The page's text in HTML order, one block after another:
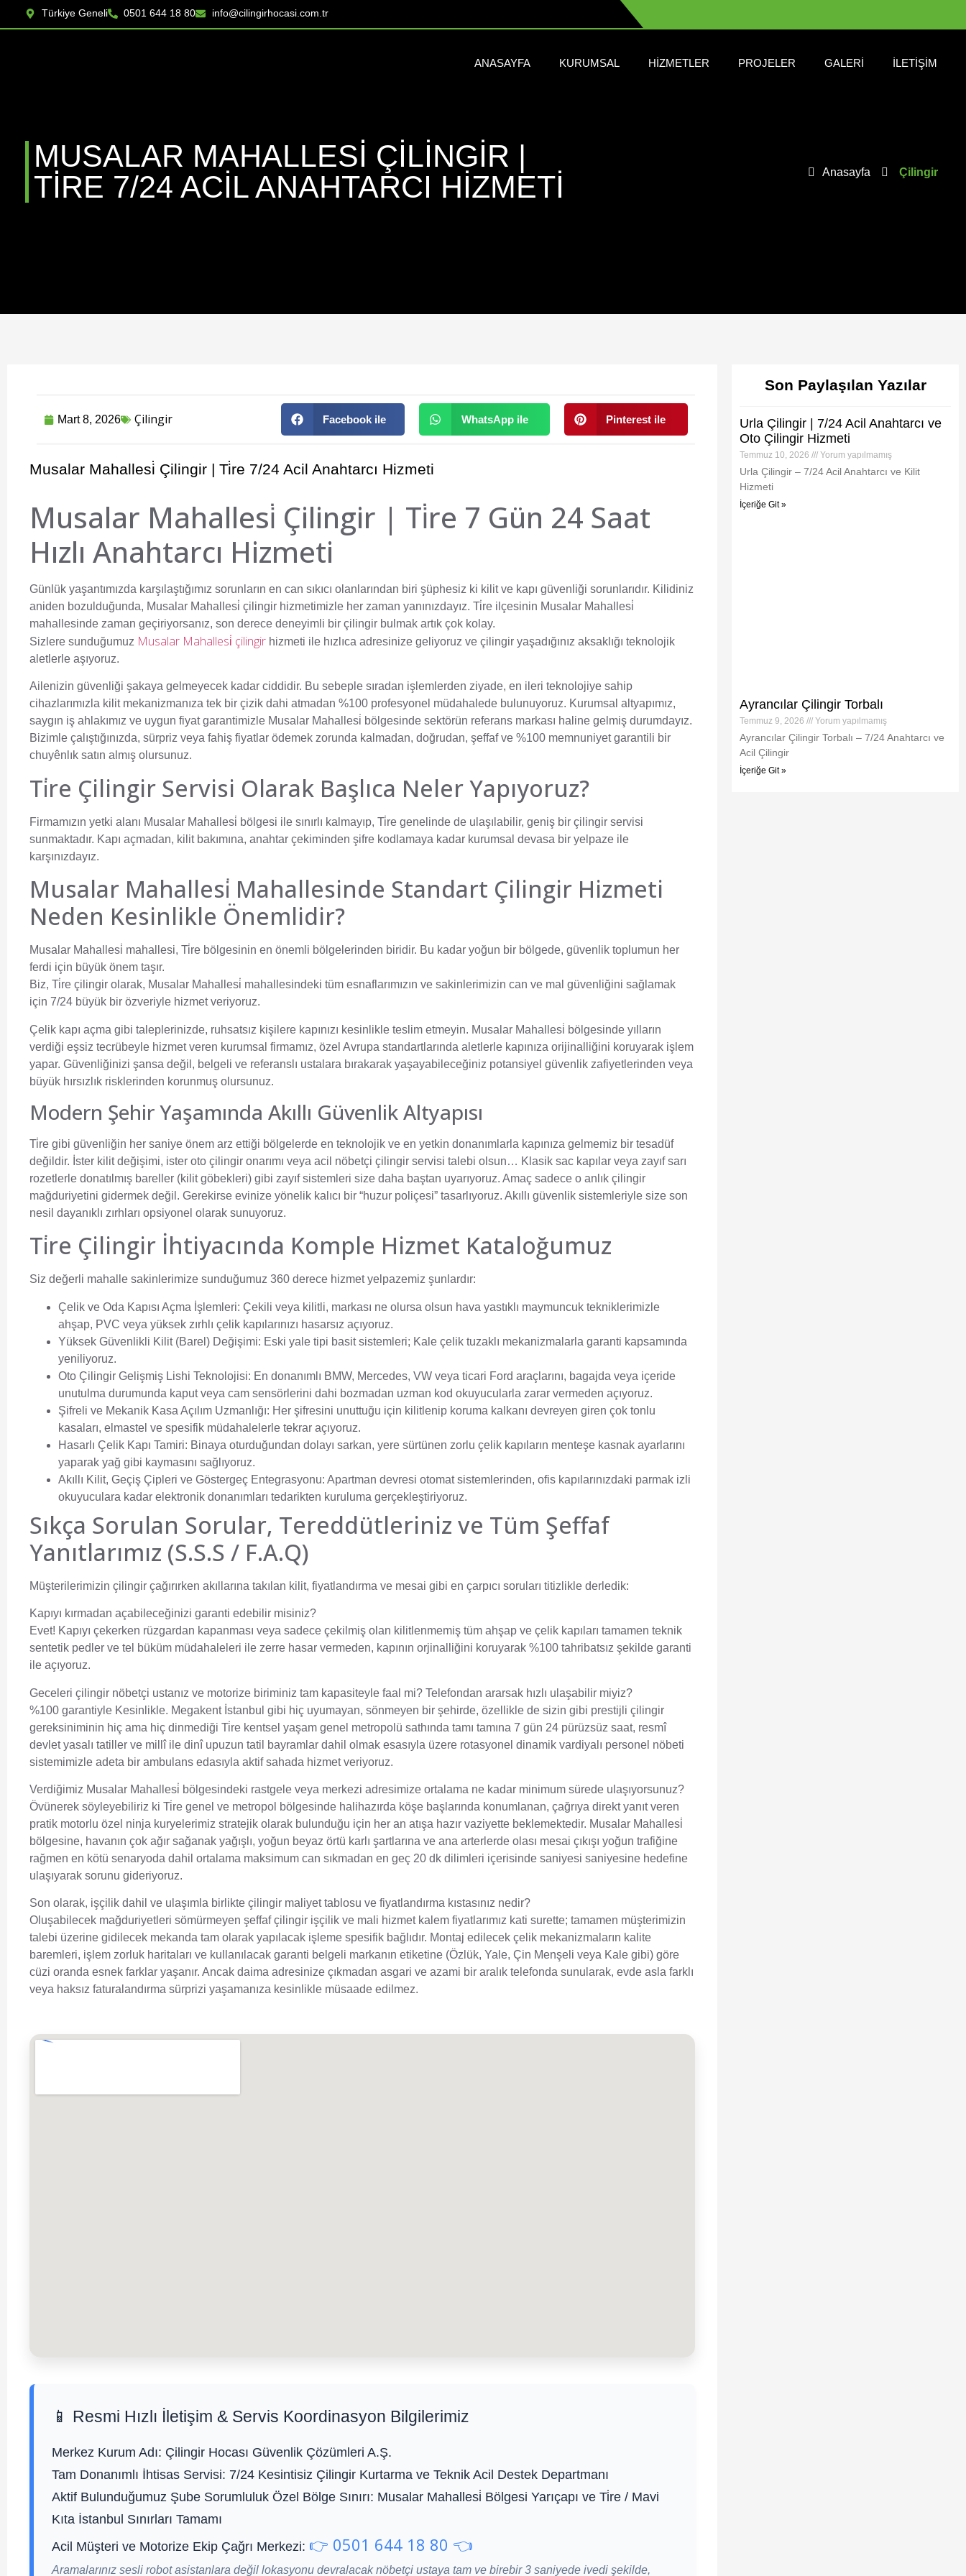
Türkiye Geneli 0501 644 18 80 info@cilingirhocasi.com.tr
ANASAYFA KURUMSAL HIZMETLER PROJELER GALERI İLETIŞIM
MUSALAR MAHALLESİ ÇILINGIR |
TİRE 7/24 ACIL ANAHTARCI HIZMETI
Anasayfa Çilingir
Mart 8, 2026 Çilingir Facebook ile WhatsApp ile Pinterest ile
Musalar Mahallesi̇ Çilingir | Ti̇re 7/24 Acil Anahtarcı Hizmeti
Musalar Mahallesi̇ Çilingir | Ti̇re 7 Gün 24 Saat
Hızlı Anahtarcı Hizmeti
Günlük yaşantımızda karşılaştığımız sorunların en can sıkıcı olanlarından biri şüphesiz ki kilit ve kapı güvenliği sorunlarıdır. Kilidiniz
aniden bozulduğunda, Musalar Mahallesi̇ çilingir hizmetimizle her zaman yanınızdayız. Ti̇re ilçesinin Musalar Mahallesi̇
mahallesinde zaman geçiriyorsanız, son derece deneyimli bir çilingir bulmak artık çok kolay.
Sizlere sunduğumuz Musalar Mahallesi̇ çilingir hizmeti ile hızlıca adresinize geliyoruz ve çilingir yaşadığınız aksaklığı teknolojik
aletlerle aşıyoruz.
Ailenizin güvenliği şakaya gelmeyecek kadar ciddidir. Bu sebeple sıradan işlemlerden ziyade, en ileri teknolojiye sahip
cihazlarımızla kilit mekanizmanıza tek bir çizik dahi atmadan %100 profesyonel müdahalede bulunuyoruz. Kurumsal altyapımız,
saygın iş ahlakımız ve uygun fiyat garantimizle Musalar Mahallesi̇ bölgesinde sektörün referans markası haline gelmiş durumdayız.
Bizimle çalıştığınızda, sürpriz veya fahiş fiyatlar ödemek zorunda kalmadan, doğrudan, şeffaf ve %100 memnuniyet garantili bir
chuyênlık satın almış olursunuz.
Ti̇re Çilingir Servisi Olarak Başlıca Neler Yapıyoruz?
Firmamızın yetki alanı Musalar Mahallesi̇ bölgesi ile sınırlı kalmayıp, Ti̇re genelinde de ulaşılabilir, geniş bir çilingir servisi
sunmaktadır. Kapı açmadan, kilit bakımına, anahtar çekiminden şifre kodlamaya kadar kurumsal devasa bir yelpaze ile
karşınızdayız.
Musalar Mahallesi̇ Mahallesinde Standart Çilingir Hizmeti
Neden Kesinlikle Önemlidir?
Musalar Mahallesi̇ mahallesi, Ti̇re bölgesinin en önemli bölgelerinden biridir. Bu kadar yoğun bir bölgede, güvenlik toplumun her
ferdi için büyük önem taşır.
Biz, Ti̇re çilingir olarak, Musalar Mahallesi̇ mahallesindeki tüm esnaflarımızın ve sakinlerimizin can ve mal güvenliğini sağlamak
için 7/24 büyük bir özveriyle hizmet veriyoruz.
Çelik kapı açma gibi taleplerinizde, ruhsatsız kişilere kapınızı kesinlikle teslim etmeyin. Musalar Mahallesi̇ bölgesinde yılların
verdiği eşsiz tecrübeyle hizmet veren kurumsal firmamız, özel Avrupa standartlarında aletlerle kapınıza orijinalliğini koruyarak işlem
yapar. Güvenliğinizi şansa değil, belgeli ve referanslı ustalara bırakarak yaşayabileceğiniz potansiyel güvenlik zafiyetlerinden veya
büyük hırsızlık risklerinden korunmuş olursunuz.
Modern Şehir Yaşamında Akıllı Güvenlik Altyapısı
Ti̇re gibi güvenliğin her saniye önem arz ettiği bölgelerde en teknolojik ve en yetkin donanımlarla kapınıza gelmemiz bir tesadüf
değildir. İster kilit değişimi, ister oto çilingir onarımı veya acil nöbetçi çilingir servisi talebi olsun… Klasik sac kapılar veya zayıf sarı
rozetlerle donatılmış bareller (kilit göbekleri) gibi zayıf sistemleri size daha baştan uyarıyoruz. Amaç sadece o anlık çilingir
mağduriyetini gidermek değil. Gerekirse evinize yönelik kalıcı bir “huzur poliçesi” tasarlıyoruz. Akıllı güvenlik sistemleriyle size son
nesil dayanıklı zırhları opsiyonel olarak sunuyoruz.
Ti̇re Çilingir İhtiyacında Komple Hizmet Kataloğumuz
Siz değerli mahalle sakinlerimize sunduğumuz 360 derece hizmet yelpazemiz şunlardır:
Çelik ve Oda Kapısı Açma İşlemleri: Çekili veya kilitli, markası ne olursa olsun hava yastıklı maymuncuk tekniklerimizle
ahşap, PVC veya yüksek zırhlı çelik kapılarınızı hasarsız açıyoruz.
Yüksek Güvenlikli Kilit (Barel) Değişimi: Eski yale tipi basit sistemleri; Kale çelik tuzaklı mekanizmalarla garanti kapsamında
yeniliyoruz.
Oto Çilingir Gelişmiş Lishi Teknolojisi: En donanımlı BMW, Mercedes, VW veya ticari Ford araçlarını, bagajda veya içeride
unutulma durumunda kaput veya cam sensörlerini dahi bozmadan uzman kod okuyucularla zarar vermeden açıyoruz.
Şifreli ve Mekanik Kasa Açılım Uzmanlığı: Her şifresini unuttuğu için kilitlenip koruma kalkanı devreyen giren çok tonlu
kasaları, elmastel ve spesifik müdahalelerle tekrar açıyoruz.
Hasarlı Çelik Kapı Tamiri: Binaya oturduğundan dolayı sarkan, yere sürtünen zorlu çelik kapıların menteşe kasnak ayarlarını
yaparak yağ gibi kaymasını sağlıyoruz.
Akıllı Kilit, Geçiş Çipleri ve Göstergeç Entegrasyonu: Apartman devresi otomat sistemlerinden, ofis kapılarınızdaki parmak izli
okuyuculara kadar elektronik donanımları tedarikten kuruluma gerçekleştiriyoruz.
Sıkça Sorulan Sorular, Tereddütleriniz ve Tüm Şeffaf
Yanıtlarımız (S.S.S / F.A.Q)
Müşterilerimizin çilingir çağırırken akıllarına takılan kilit, fiyatlandırma ve mesai gibi en çarpıcı soruları titizlikle derledik:
Kapıyı kırmadan açabileceğinizi garanti edebilir misiniz?
Evet! Kapıyı çekerken rüzgardan kapanması veya sadece çekilmiş olan kilitlenmemiş tüm ahşap ve çelik kapıları tamamen teknik
sentetik pedler ve tel büküm müdahaleleri ile zerre hasar vermeden, kapının orjinalliğini koruyarak %100 tahribatsız şekilde garanti
ile açıyoruz.
Geceleri çilingir nöbetçi ustanız ve motorize biriminiz tam kapasiteyle faal mi? Telefondan ararsak hızlı ulaşabilir miyiz?
%100 garantiyle Kesinlikle. Megakent İstanbul gibi hiç uyumayan, sönmeyen bir şehirde, özellikle de sizin gibi prestijli çilingir
gereksiniminin hiç ama hiç dinmediği Ti̇re kentsel yaşam genel metropolü sathında tamı tamına 7 gün 24 pürüzsüz saat, resmî
devlet yasalı tatiller ve millî ile dinî upuzun tatil bayramlar dahil olmak esasıyla üzere rotasyonel dinamik vardiyalı personel nöbeti
sistemimizle adeta bir ambulans edasıyla aktif sahada hizmet veriyoruz.
Verdiğimiz Musalar Mahallesi̇ bölgesindeki rastgele veya merkezi adresimize ortalama ne kadar minimum sürede ulaşıyorsunuz?
Övünerek söyleyebiliriz ki Ti̇re genel ve metropol bölgesinde halihazırda köşe başlarında konumlanan, çağrıya direkt yanıt veren
pratik motorlu özel ninja kuryelerimiz stratejik olarak bulunduğu için her an atışa hazır vaziyette beklemektedir. Musalar Mahallesi̇
bölgesine, havanın çok ağır sağanak yağışlı, yoğun beyaz örtü karlı şartlarına ve ana arterlerde olası mesai çıkışı yoğun trafiğine
rağmen en kötü senaryoda dahil ortalama maksimum can sıkmadan en geç 20 dk dilimleri içerisinde saniyesi saniyesine hedefine
ulaşıyarak sorunu gideriyoruz.
Son olarak, işçilik dahil ve ulaşımla birlikte çilingir maliyet tablosu ve fiyatlandırma kıstasınız nedir?
Oluşabilecek mağduriyetleri sömürmeyen şeffaf çilingir işçilik ve mali hizmet kalem fiyatlarımız kati surette; tamamen müşterimizin
talebi üzerine gidilecek mekanda tam olarak yapılacak işleme spesifik bağlıdır. Montaj edilecek çelik mekanizmaların kalite
baremleri, işlem zorluk haritaları ve kullanılacak garanti belgeli markanın etiketine (Özlük, Yale, Çin Menşeli veya Kale gibi) göre
cüzi oranda esnek farklar yaşanır. Ancak daima adresinize çıkmadan asgari ve azami bir aralık telefonda sunularak, evde asla farklı
veya haksız faturalandırma sürprizi yaşamanıza kesinlikle müsaade edilmez.
📱 Resmi Hızlı İletişim & Servis Koordinasyon Bilgilerimiz
Merkez Kurum Adı: Çilingir Hocası Güvenlik Çözümleri A.Ş.
Tam Donanımlı İhtisas Servisi: 7/24 Kesintisiz Çilingir Kurtarma ve Teknik Acil Destek Departmanı
Aktif Bulunduğumuz Şube Sorumluluk Özel Bölge Sınırı: Musalar Mahallesi̇ Bölgesi Yarıçapı ve Ti̇re / Mavi
Kıta İstanbul Sınırları Tamamı
Acil Müşteri ve Motorize Ekip Çağrı Merkezi: 👉 0501 644 18 80 👈
Aramalarınız sesli robot asistanlara değil lokasyonu devralacak nöbetçi ustaya tam ve birebir 3 saniyede ivedi şekilde,
Son Paylaşılan Yazılar
Urla Çilingir | 7/24 Acil Anahtarcı ve
Oto Çilingir Hizmeti
Temmuz 10, 2026 Yorum yapılmamış
Urla Çilingir – 7/24 Acil Anahtarcı ve Kilit
Hizmeti
İçeriğe Git »
Ayrancılar Çilingir Torbalı
Temmuz 9, 2026 Yorum yapılmamış
Ayrancılar Çilingir Torbalı – 7/24 Anahtarcı ve
Acil Çilingir
İçeriğe Git »